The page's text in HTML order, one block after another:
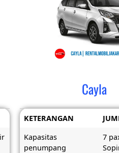
Cayla
KETERANGAN
Kapasitas
penumpang
7